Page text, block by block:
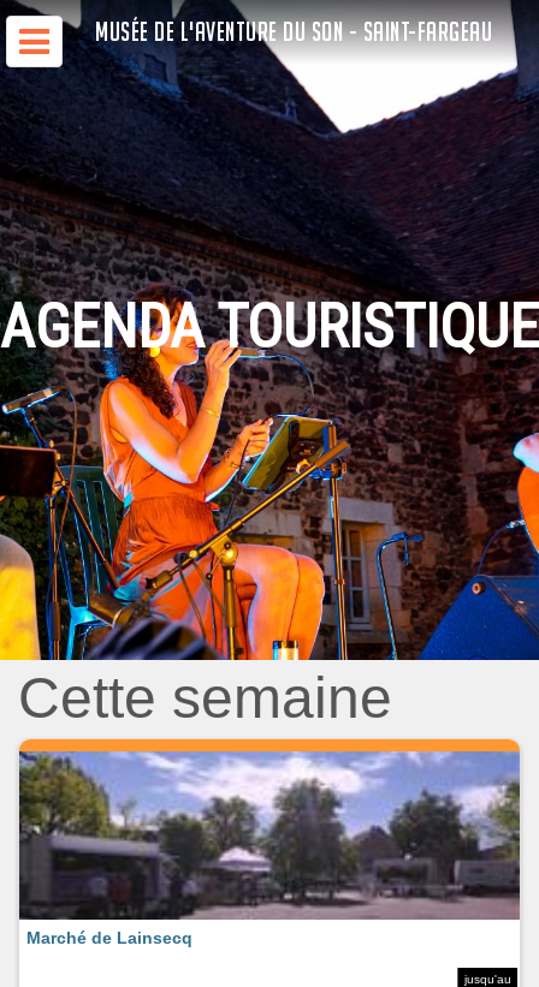
MUSÉE DE L'AVENTURE DU SON - SAINT-FARGEAU
AGENDA TOURISTIQUE
Cette semaine
jusqu'au
Marché de Lainsecq